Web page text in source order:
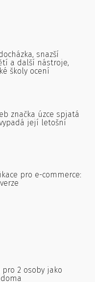
snazší
a další nástroje,
školy ocení
značka úzce spjatá
její letošní
pro e-commerce:
pro 2 osoby jako